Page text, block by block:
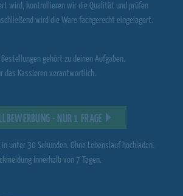
wird, kontrollieren wir die Qualität und prüfen
wird die Ware fachgerecht eingelagert.
gehört zu deinen Aufgaben.
das Kassieren verantwortlich.
- NUR 1 FRAGE
in unter 30 Sekunden. Ohne Lebenslauf hochladen.
innerhalb von 7 Tagen.